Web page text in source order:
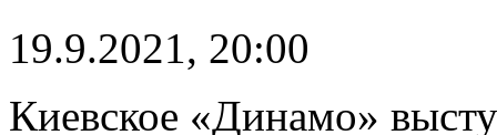
19.9.2021, 20:00
Киевское «Динамо»